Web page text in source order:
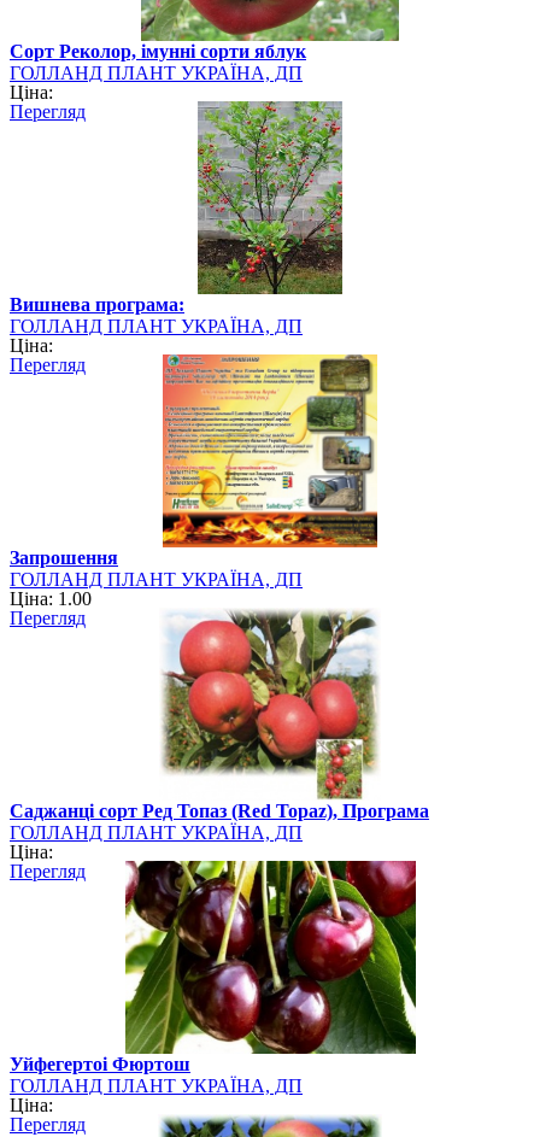
Сорт Реколор, імунні сорти яблук
ГОЛЛАНД ПЛАНТ УКРАЇНА, ДП
Ціна:
Перегляд
Вишнева програма:
ГОЛЛАНД ПЛАНТ УКРАЇНА, ДП
Ціна:
Перегляд
Запрошення
ГОЛЛАНД ПЛАНТ УКРАЇНА, ДП
Ціна: 1.00
Перегляд
Саджанці сорт Ред Топаз (Red Topaz), Програма
ГОЛЛАНД ПЛАНТ УКРАЇНА, ДП
Ціна:
Перегляд
Уйфегертоі Фюртош
ГОЛЛАНД ПЛАНТ УКРАЇНА, ДП
Ціна:
Перегляд